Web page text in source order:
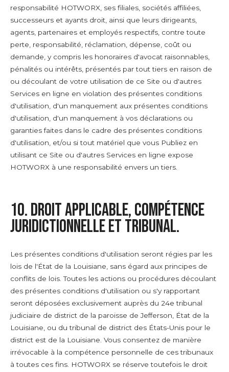
responsabilité HOTWORX, ses filiales, sociétés affiliées,
successeurs et ayants droit, ainsi que leurs dirigeants,
agents, partenaires et employés respectifs, contre toute
perte, responsabilité, réclamation, dépense, coût ou
demande, y compris les honoraires d'avocat raisonnables,
pénalités ou intérêts, présentés par tout tiers en raison de
ou découlant de votre utilisation de ce Site ou d'autres
Services en ligne en violation des présentes conditions
d'utilisation, d'un manquement aux présentes conditions
d'utilisation, d'un manquement à vos déclarations ou
garanties faites dans le cadre des présentes conditions
d'utilisation, et/ou si tout matériel que vous Publiez en
utilisant ce Site ou d'autres Services en ligne expose
HOTWORX à une responsabilité envers un tiers.
10. Droit applicable, compétence
juridictionnelle et tribunal.
Les présentes conditions d'utilisation seront régies par les
lois de l'État de la Louisiane, sans égard aux principes de
conflits de lois. Toutes les actions ou procédures découlant
des présentes conditions d'utilisation ou s'y rapportant
seront déposées exclusivement auprès du 24e tribunal
judiciaire de district de la paroisse de Jefferson, État de la
Louisiane, ou du tribunal de district des États-Unis pour le
district est de la Louisiane. Vous consentez de manière
irrévocable à la compétence personnelle de ces tribunaux
à toutes ces fins. HOTWORX se réserve toutefois le droit